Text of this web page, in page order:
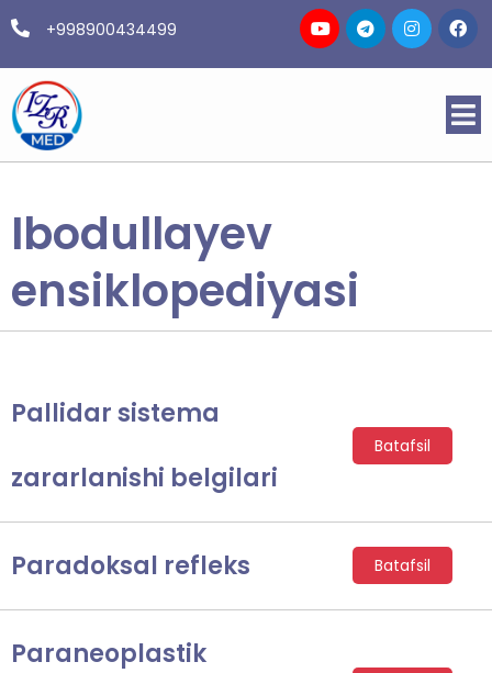
+998900434499
Ibodullayev
ensiklopediyasi
Pallidar sistema
zararlanishi belgilari
Batafsil
Paradoksal refleks Batafsil
Paraneoplastik